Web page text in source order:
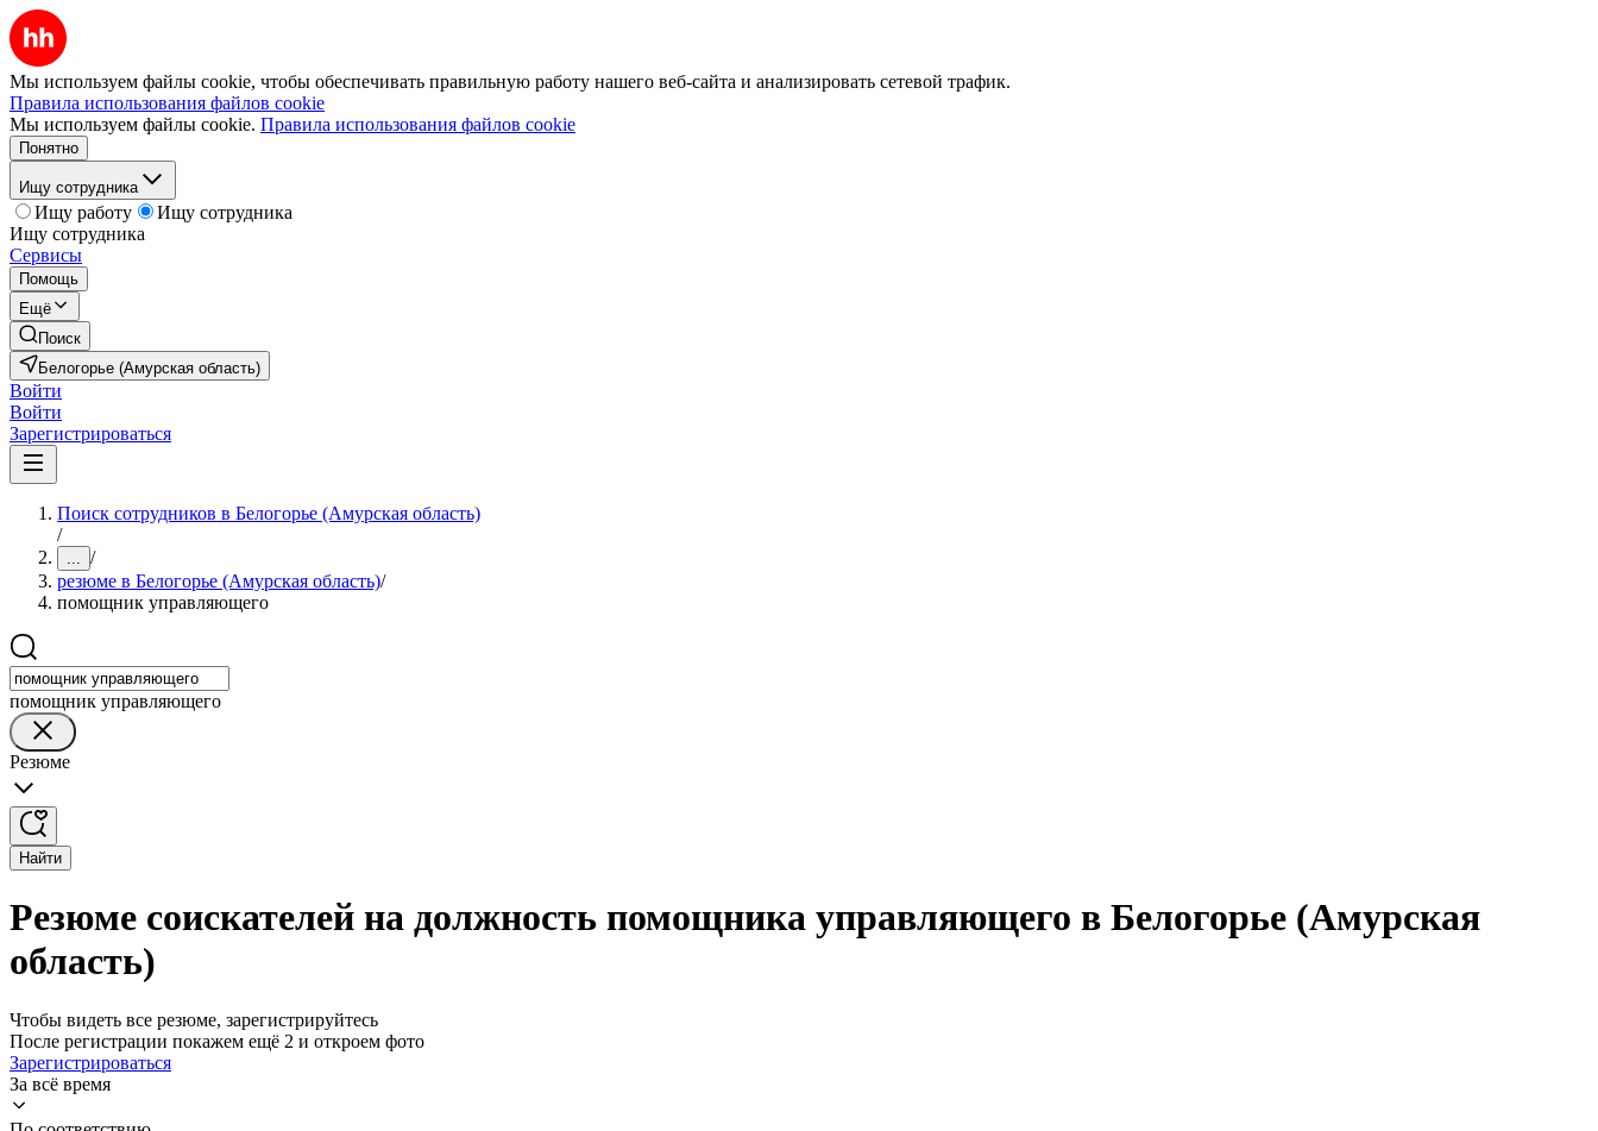
Мы используем файлы cookie, чтобы обеспечивать правильную работу нашего веб-сайта и анализировать сетевой трафик.
Правила использования файлов cookie
Мы используем файлы cookie. Правила использования файлов cookie
Понятно
Ищу сотрудника
Ищу работу
Ищу сотрудника
Ищу сотрудника
Сервисы
Помощь
Ещё
Поиск
Белогорье (Амурская область)
Войти
Войти
Зарегистрироваться
Поиск сотрудников в Белогорье (Амурская область)
/
... /
резюме в Белогорье (Амурская область)/
помощник управляющего
помощник управляющего
Резюме
Найти
Резюме соискателей на должность помощника управляющего в Белогорье (Амурская
область)
Чтобы видеть все резюме, зарегистрируйтесь
После регистрации покажем ещё 2 и откроем фото
Зарегистрироваться
За всё время